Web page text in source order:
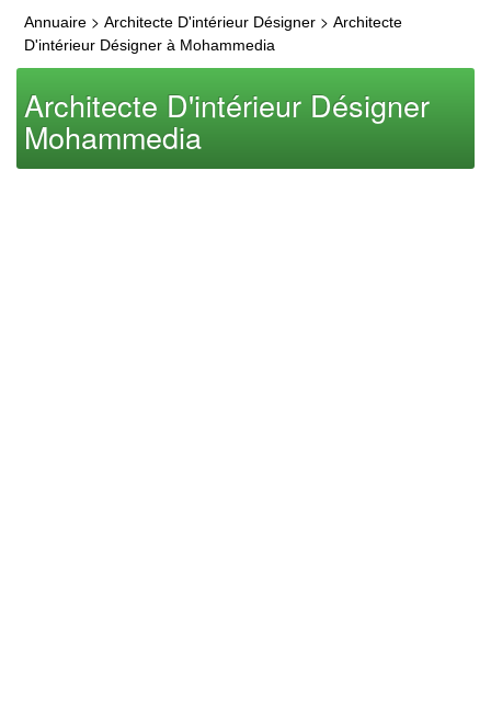
Annuaire > Architecte D'intérieur Désigner > Architecte
D'intérieur Désigner à Mohammedia
Architecte D'intérieur Désigner
Mohammedia